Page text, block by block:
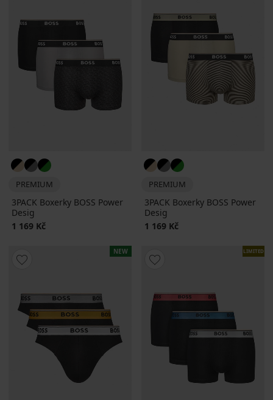
PREMIUM
3PACK Boxerky BOSS Power
Desig
1 169 Kč
PREMIUM
3PACK Boxerky BOSS Power
Desig
1 169 Kč
NEW LIMITED